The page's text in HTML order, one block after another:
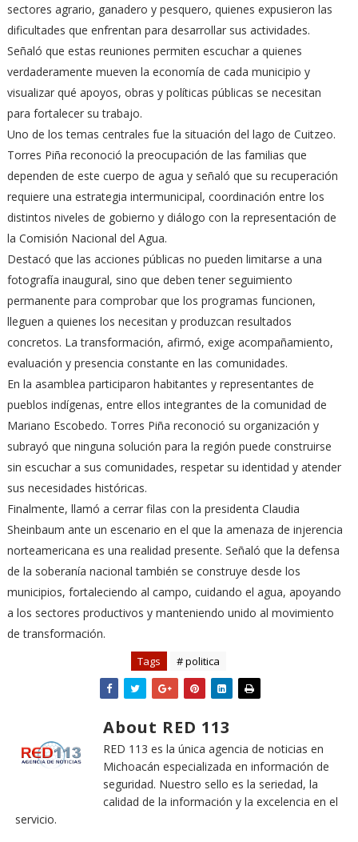
sectores agrario, ganadero y pesquero, quienes expusieron las
dificultades que enfrentan para desarrollar sus actividades.
Señaló que estas reuniones permiten escuchar a quienes
verdaderamente mueven la economía de cada municipio y
visualizar qué apoyos, obras y políticas públicas se necesitan
para fortalecer su trabajo.
Uno de los temas centrales fue la situación del lago de Cuitzeo.
Torres Piña reconoció la preocupación de las familias que
dependen de este cuerpo de agua y señaló que su recuperación
requiere una estrategia intermunicipal, coordinación entre los
distintos niveles de gobierno y diálogo con la representación de
la Comisión Nacional del Agua.
Destacó que las acciones públicas no pueden limitarse a una
fotografía inaugural, sino que deben tener seguimiento
permanente para comprobar que los programas funcionen,
lleguen a quienes los necesitan y produzcan resultados
concretos. La transformación, afirmó, exige acompañamiento,
evaluación y presencia constante en las comunidades.
En la asamblea participaron habitantes y representantes de
pueblos indígenas, entre ellos integrantes de la comunidad de
Mariano Escobedo. Torres Piña reconoció su organización y
subrayó que ninguna solución para la región puede construirse
sin escuchar a sus comunidades, respetar su identidad y atender
sus necesidades históricas.
Finalmente, llamó a cerrar filas con la presidenta Claudia
Sheinbaum ante un escenario en el que la amenaza de injerencia
norteamericana es una realidad presente. Señaló que la defensa
de la soberanía nacional también se construye desde los
municipios, fortaleciendo al campo, cuidando el agua, apoyando
a los sectores productivos y manteniendo unido al movimiento
de transformación.
Tags # politica
About RED 113
RED 113 es la única agencia de noticias en
Michoacán especializada en información de
seguridad. Nuestro sello es la seriedad, la
calidad de la información y la excelencia en el
servicio.